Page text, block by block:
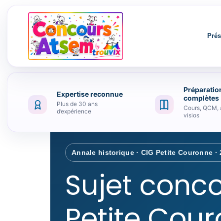
Expertise reconnue
Plus de 30 ans
d’expérience
complètes
Cours, QCM,
visios
Publié le23 juillet 2020 frederic
Annale historique · CIG Petite Couronne ·
Sujet